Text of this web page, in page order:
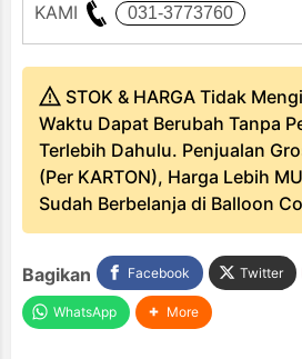
KAMI
STOK & HARGA Tidak
Waktu Dapat Berubah Tanpa
Terlebih Dahulu. Penjualan
(Per KARTON), Harga Lebih
Sudah Berbelanja di Balloon
Bagikan Facebook Twitter
WhatsApp More